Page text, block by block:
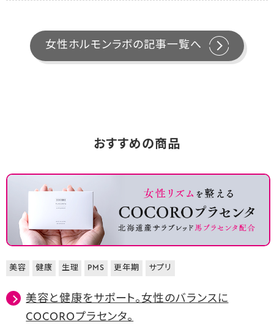
女性ホルモンラボの記事一覧へ
おすすめの商品
美容 健康 生理 PMS 更年期 サプリ
美容と健康をサポート。女性のバランスに
COCOROプラセンタ。